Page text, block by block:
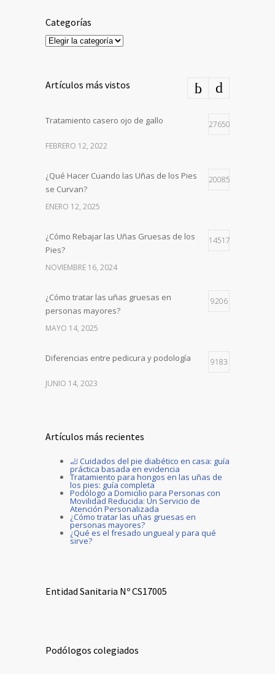
Categorías
Categorías
Artículos más vistos
Tratamiento casero ojo de gallo 27650
FEBRERO 12, 2022
¿Qué Hacer Cuando las Uñas de los Pies
se Curvan?
20085
ENERO 12, 2025
¿Cómo Rebajar las Uñas Gruesas de los
Pies?
14517
NOVIEMBRE 16, 2024
¿Cómo tratar las uñas gruesas en
personas mayores?
9206
MAYO 14, 2025
Diferencias entre pedicura y podología 9183
JUNIO 14, 2023
Artículos más recientes
🦶 Cuidados del pie diabético en casa: guía
práctica basada en evidencia
Tratamiento para hongos en las uñas de
los pies: guía completa
Podólogo a Domicilio para Personas con
Movilidad Reducida: Un Servicio de
Atención Personalizada
¿Cómo tratar las uñas gruesas en
personas mayores?
¿Qué es el fresado ungueal y para qué
sirve?
Entidad Sanitaria Nº CS17005
Podólogos colegiados